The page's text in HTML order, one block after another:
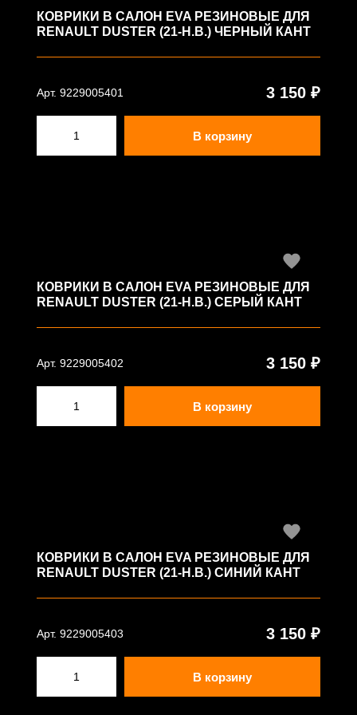
КОВРИКИ В САЛОН EVA РЕЗИНОВЫЕ ДЛЯ
RENAULT DUSTER (21-Н.В.) ЧЕРНЫЙ КАНТ
Арт. 9229005401 3 150 ₽
В корзину
КОВРИКИ В САЛОН EVA РЕЗИНОВЫЕ ДЛЯ
RENAULT DUSTER (21-Н.В.) СЕРЫЙ КАНТ
Арт. 9229005402 3 150 ₽
В корзину
КОВРИКИ В САЛОН EVA РЕЗИНОВЫЕ ДЛЯ
RENAULT DUSTER (21-Н.В.) СИНИЙ КАНТ
Арт. 9229005403 3 150 ₽
В корзину